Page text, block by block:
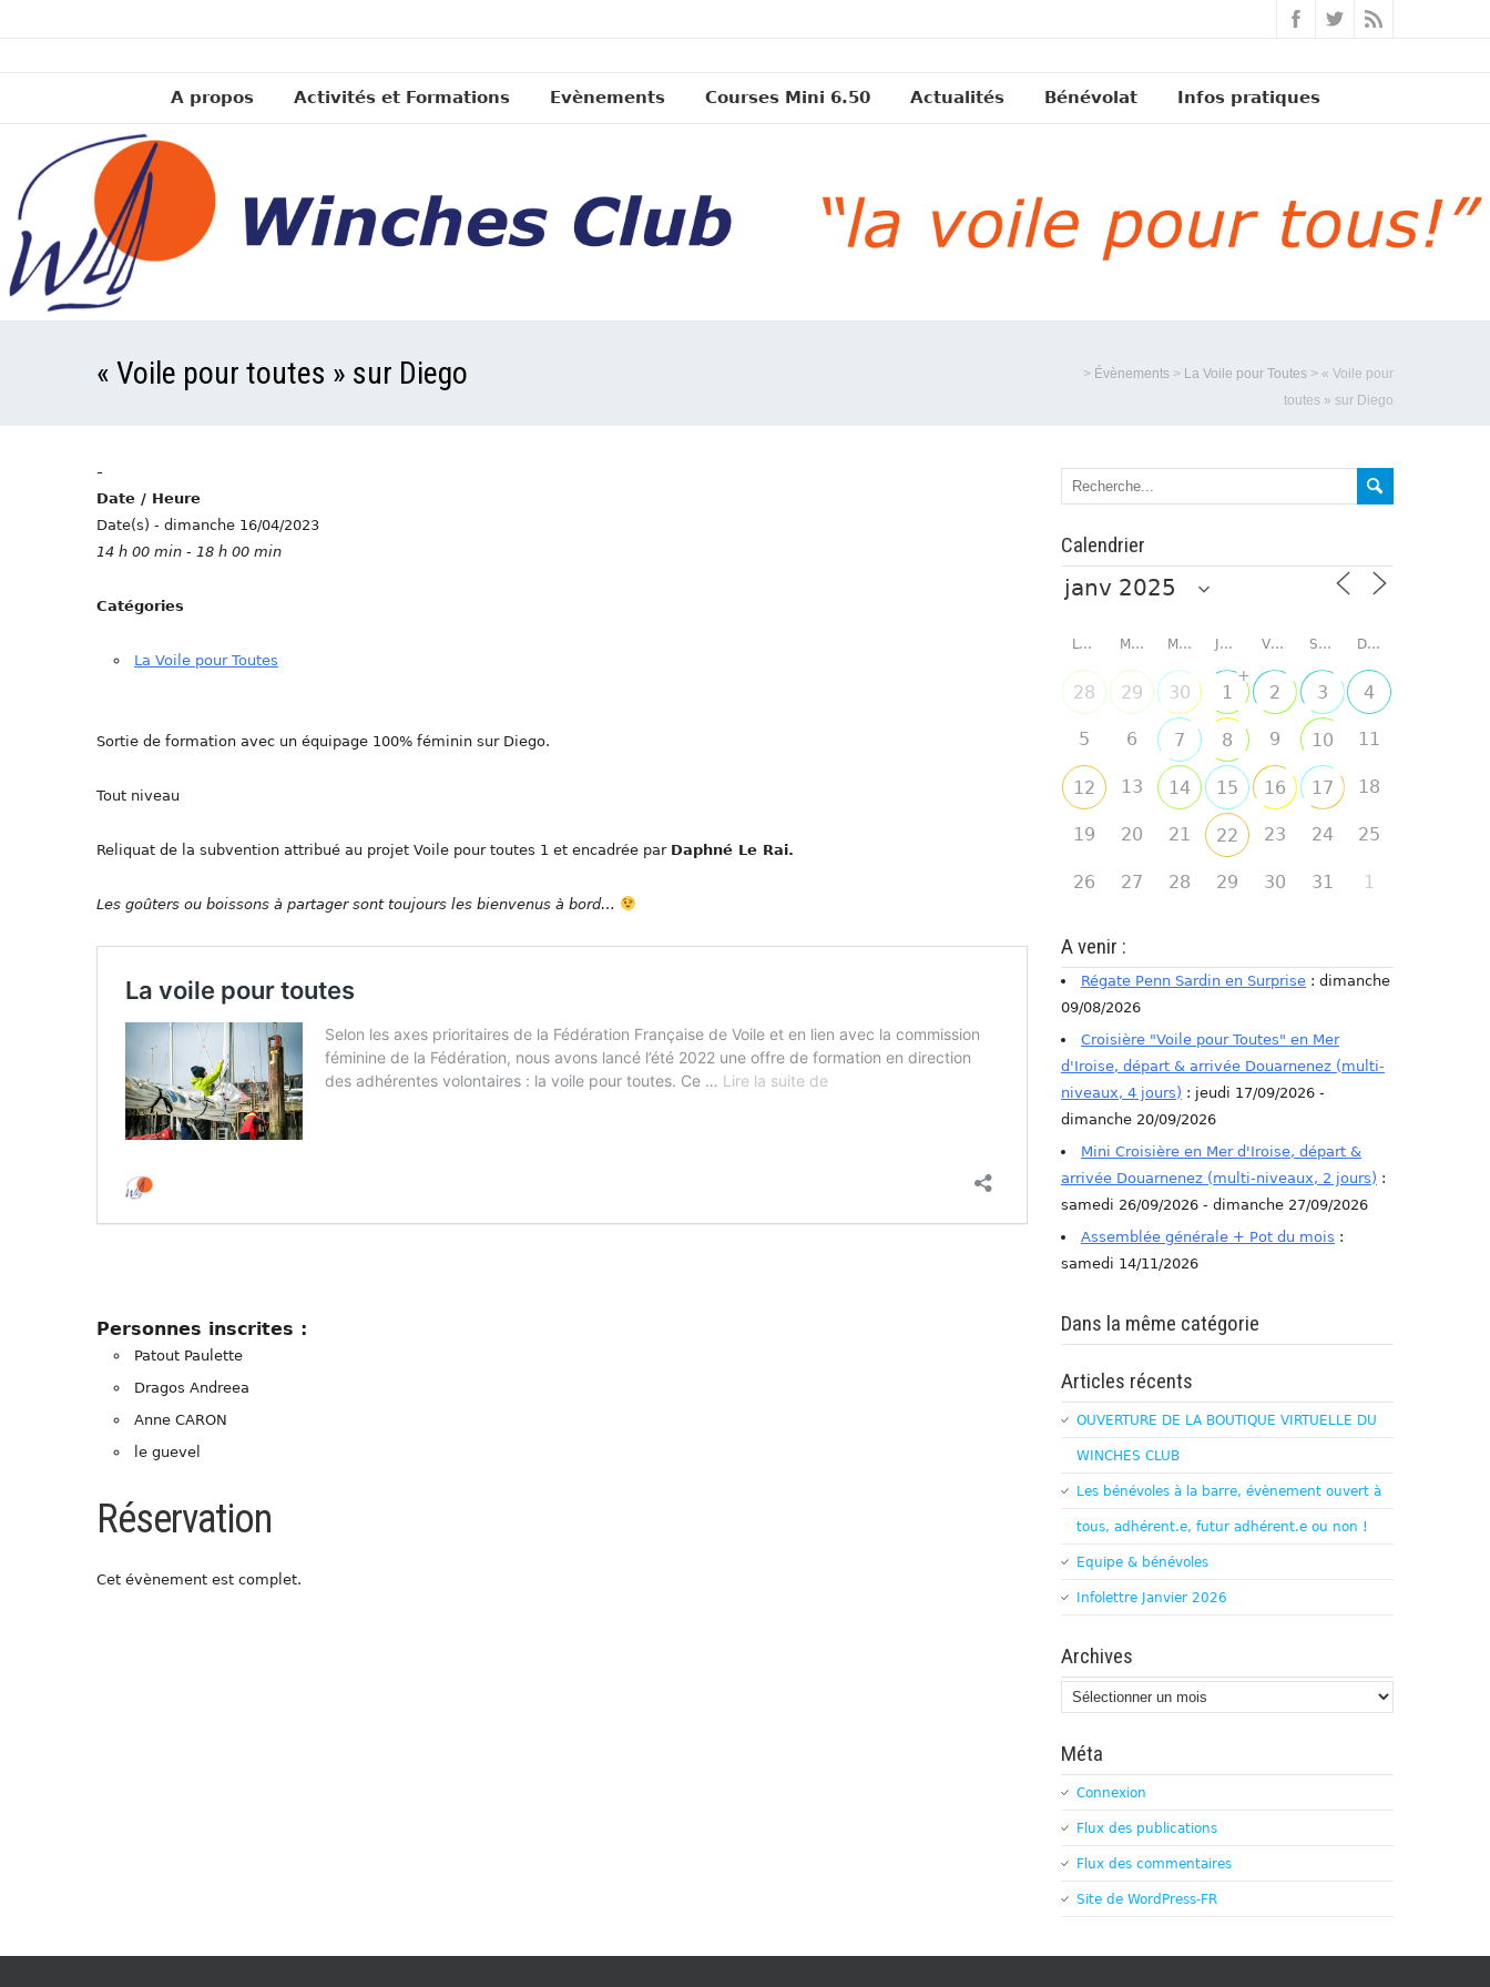
A propos Activités et Formations Evènements Courses Mini 6.50 Actualités Bénévolat Infos pratiques
« Voile pour toutes » sur Diego > Évènements > La Voile pour Toutes > « Voile pour
toutes » sur Diego
-
Date / Heure
Date(s) - dimanche 16/04/2023
14 h 00 min - 18 h 00 min
Catégories
La Voile pour Toutes
Sortie de formation avec un équipage 100% féminin sur Diego.
Tout niveau
Reliquat de la subvention attribué au projet Voile pour toutes 1 et encadrée par Daphné Le Rai.
Les goûters ou boissons à partager sont toujours les bienvenus à bord…
Personnes inscrites :
Patout Paulette
Dragos Andreea
Anne CARON
le guevel
Réservation
Cet évènement est complet.
Calendrier
LUNDI MARDI MERCREDI JEUDI VENDREDI SAMEDI DIMANCHE
28 29 30 1
+
2 3 4
5 6 7 8 9 10 11
12 13 14 15 16 17 18
19 20 21 22 23 24 25
26 27 28 29 30 31 1
A venir :
Régate Penn Sardin en Surprise : dimanche
09/08/2026
Croisière "Voile pour Toutes" en Mer
d'Iroise, départ & arrivée Douarnenez (multi-
niveaux, 4 jours) : jeudi 17/09/2026 -
dimanche 20/09/2026
Mini Croisière en Mer d'Iroise, départ &
arrivée Douarnenez (multi-niveaux, 2 jours) :
samedi 26/09/2026 - dimanche 27/09/2026
Assemblée générale + Pot du mois :
samedi 14/11/2026
Dans la même catégorie
Articles récents
OUVERTURE DE LA BOUTIQUE VIRTUELLE DU
WINCHES CLUB
Les bénévoles à la barre, évènement ouvert à
tous, adhérent.e, futur adhérent.e ou non !
Equipe & bénévoles
Infolettre Janvier 2026
Archives
Archives
Méta
Connexion
Flux des publications
Flux des commentaires
Site de WordPress-FR